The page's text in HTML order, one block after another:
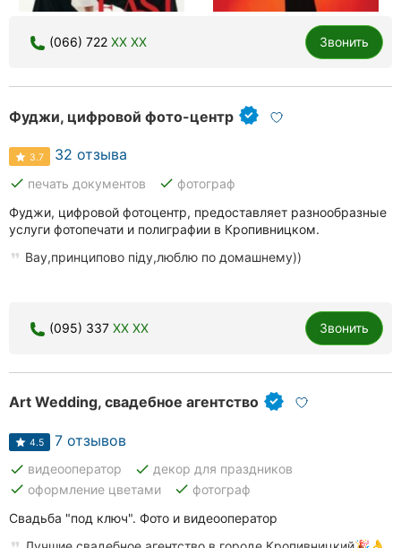
(066) 722 XX XX Звонить
Фуджи, цифровой фото-центр
3.7 32 отзыва
done печать документов done фотограф
Фуджи, цифровой фотоцентр, предоставляет разнообразные
услуги фотопечати и полиграфии в Кропивницком.
Вау,принципово піду,люблю по домашнему))
(095) 337 XX XX Звонить
Art Wedding, свадебное агентство
4.5 7 отзывов
done видеооператор done декор для праздников
done оформление цветами done фотограф
Свадьба "под ключ". Фото и видеооператор